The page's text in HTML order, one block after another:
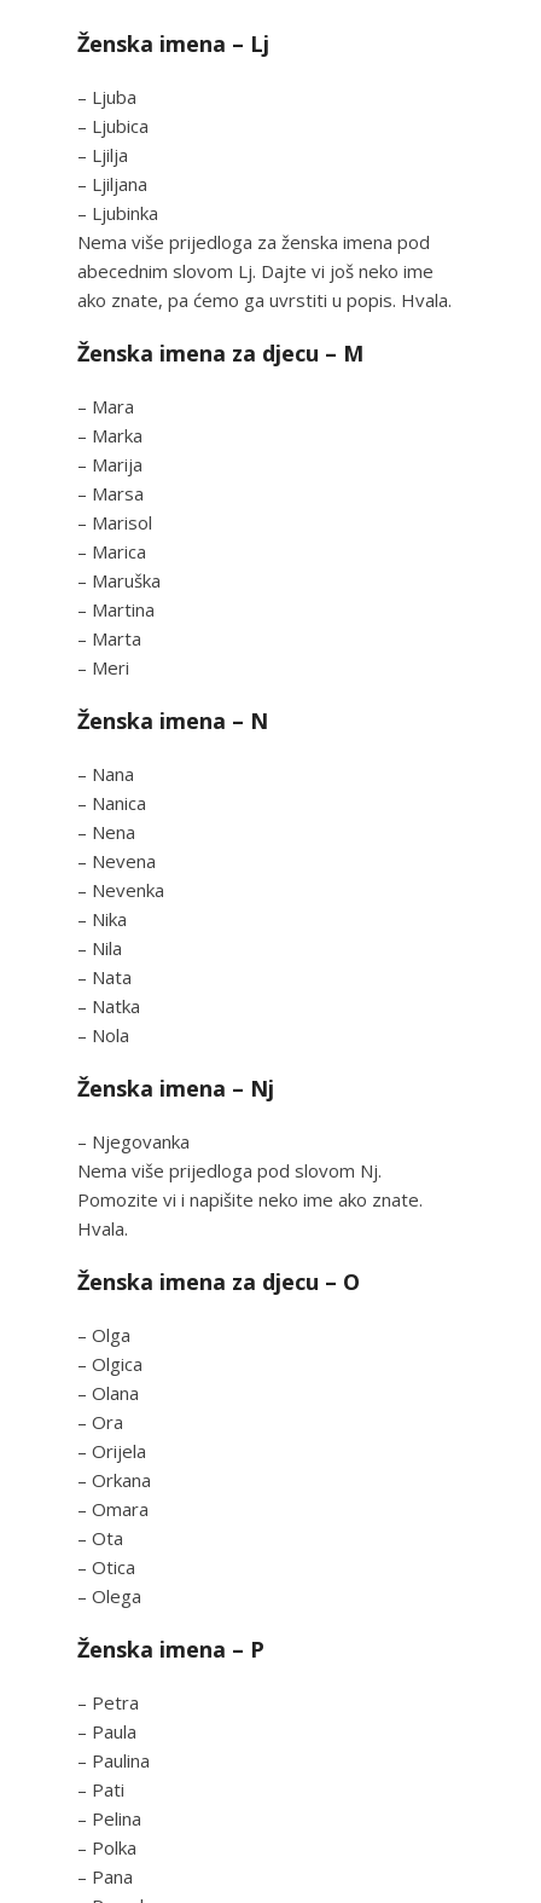
Ženska imena – Lj
– Ljuba
– Ljubica
– Ljilja
– Ljiljana
– Ljubinka
Nema više prijedloga za ženska imena pod
abecednim slovom Lj. Dajte vi još neko ime
ako znate, pa ćemo ga uvrstiti u popis. Hvala.
Ženska imena za djecu – M
– Mara
– Marka
– Marija
– Marsa
– Marisol
– Marica
– Maruška
– Martina
– Marta
– Meri
Ženska imena – N
– Nana
– Nanica
– Nena
– Nevena
– Nevenka
– Nika
– Nila
– Nata
– Natka
– Nola
Ženska imena – Nj
– Njegovanka
Nema više prijedloga pod slovom Nj.
Pomozite vi i napišite neko ime ako znate.
Hvala.
Ženska imena za djecu – O
– Olga
– Olgica
– Olana
– Ora
– Orijela
– Orkana
– Omara
– Ota
– Otica
– Olega
Ženska imena – P
– Petra
– Paula
– Paulina
– Pati
– Pelina
– Polka
– Pana